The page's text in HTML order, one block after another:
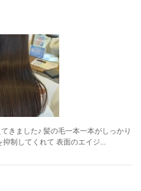
きました♪ 髪の毛一本一本がしっかり
制してくれて 表面のエイジ...